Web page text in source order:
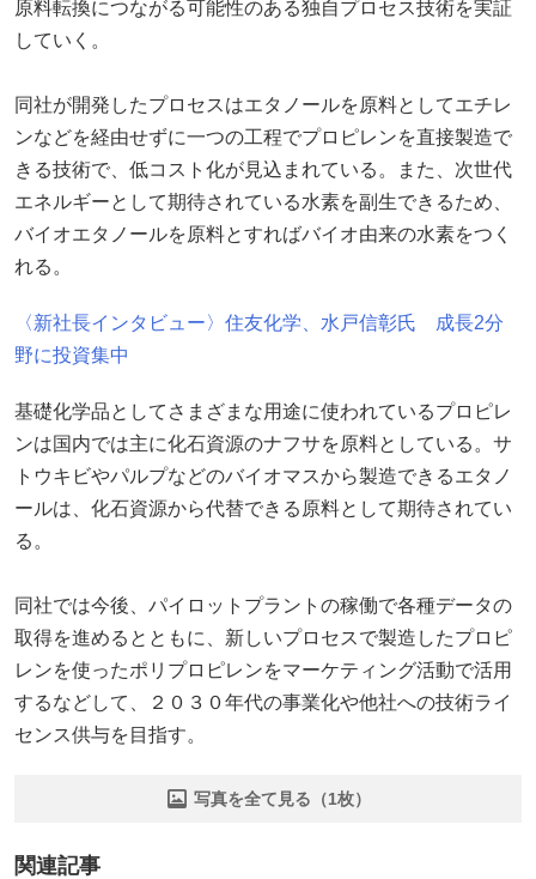
原料転換につながる可能性のある独自プロセス技術を実証
していく。
同社が開発したプロセスはエタノールを原料としてエチレ
ンなどを経由せずに一つの工程でプロピレンを直接製造で
きる技術で、低コスト化が見込まれている。また、次世代
エネルギーとして期待されている水素を副生できるため、
バイオエタノールを原料とすればバイオ由来の水素をつく
れる。
〈新社長インタビュー〉住友化学、水戸信彰氏 成長2分
野に投資集中
基礎化学品としてさまざまな用途に使われているプロピレ
ンは国内では主に化石資源のナフサを原料としている。サ
トウキビやパルプなどのバイオマスから製造できるエタノ
ールは、化石資源から代替できる原料として期待されてい
る。
同社では今後、パイロットプラントの稼働で各種データの
取得を進めるとともに、新しいプロセスで製造したプロピ
レンを使ったポリプロピレンをマーケティング活動で活用
するなどして、２０３０年代の事業化や他社への技術ライ
センス供与を目指す。
写真を全て見る（1枚）
関連記事